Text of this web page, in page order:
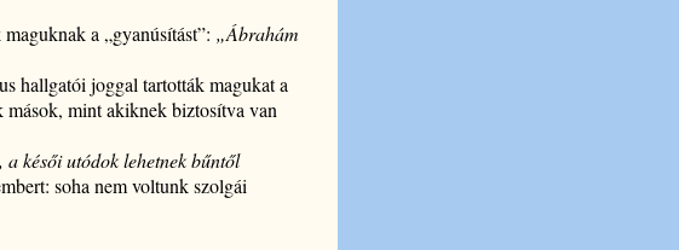
a „gyanúsítást”: „Ábrahám
hallgatói joggal tartották magukat a
mint akiknek biztosítva van
a későiutódok lehetnek bűntől
soha nem voltunk szolgái